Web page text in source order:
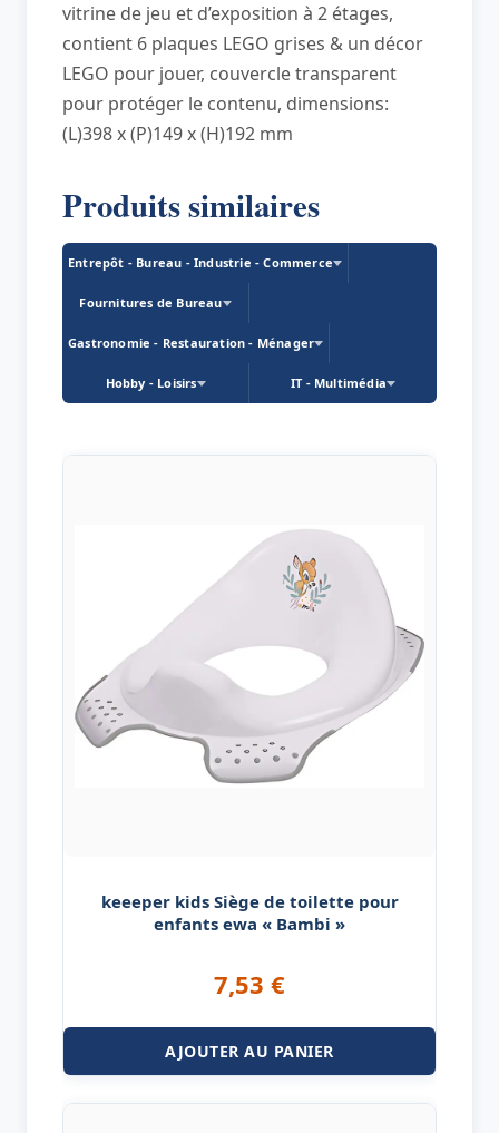
vitrine de jeu et d’exposition à 2 étages,
contient 6 plaques LEGO grises & un décor
LEGO pour jouer, couvercle transparent
pour protéger le contenu, dimensions:
(L)398 x (P)149 x (H)192 mm
Produits similaires
Entrepôt - Bureau - Industrie - Commerce
Fournitures de Bureau
Gastronomie - Restauration - Ménager
Hobby - Loisirs IT - Multimédia
keeeper kids Siège de toilette pour
enfants ewa « Bambi »
7,53 €
AJOUTER AU PANIER